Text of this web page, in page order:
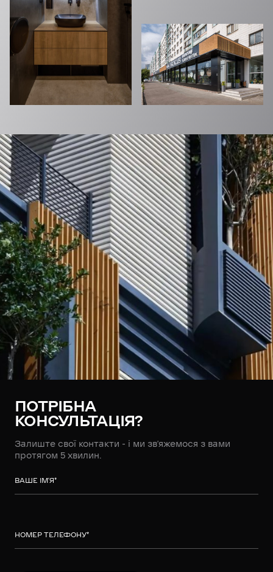
ПОТРІБНА
КОНСУЛЬТАЦІЯ?
Залиште свої контакти - і ми зв’яжемося з вами
протягом 5 хвилин.
ВАШЕ ІМ’Я*
НОМЕР ТЕЛЕФОНУ*